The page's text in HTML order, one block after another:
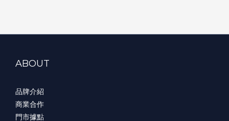
ABOUT
品牌介紹
商業合作
門市據點